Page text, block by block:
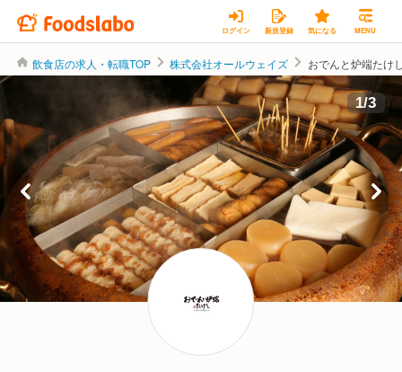
ログイン 新規登録 気になる MENU
飲食店の求人・転職TOP 株式会社オールウェイズ おでんと炉端たけ
株式会社オールウェイズ 1/3